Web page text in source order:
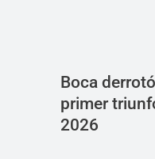
Boca
primer
2026